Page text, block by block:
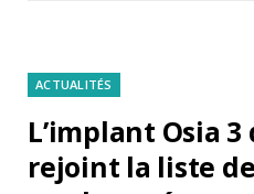
ACTUALITÉS
L’implant Osia
rejoint la liste